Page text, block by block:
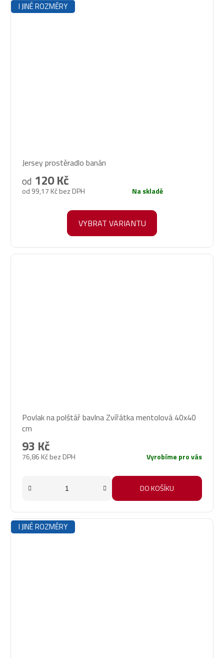
I JINÉ ROZMĚRY
hodnocení
produktu
je
Jersey prostěradlo banán
od 99,17 Kč bez DPH
od 120 Kč
Na skladě
VYBRAT VARIANTU
Povlak na polštář bavlna Zvířátka mentolová 40x40
cm
76,86 Kč bez DPH
93 Kč
Vyrobíme pro vás
DO KOŠÍKU
I JINÉ ROZMĚRY